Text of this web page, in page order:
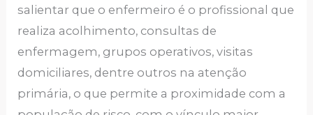
salientar que o enfermeiro é o profissional que
realiza acolhimento, consultas de
enfermagem, grupos operativos, visitas
domiciliares, dentre outros na atenção
primária, o que permite a proximidade com a